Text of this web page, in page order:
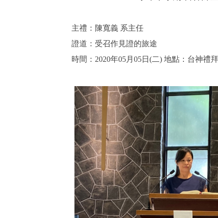
主禮：陳寬義 系主任
證道：受召作見證的旅途
時間：2020年05月05日(二) 地點：台神禮